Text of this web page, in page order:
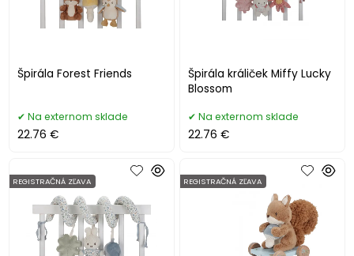
Špirála Forest Friends
Na externom sklade
22.76 €
Špirála králiček Miffy Lucky
Blossom
Na externom sklade
22.76 €
REGISTRAČNÁ ZĽAVA REGISTRAČNÁ ZĽAVA